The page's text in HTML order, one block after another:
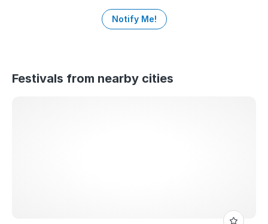
Notify Me!
Festivals from nearby cities